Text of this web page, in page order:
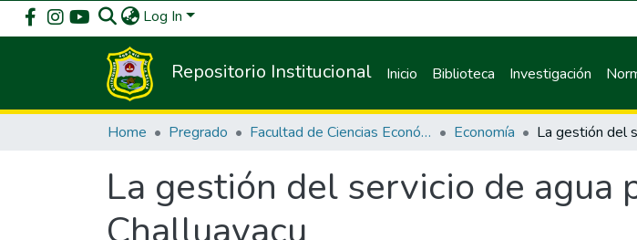
Log In
Repositorio Institucional Inicio Biblioteca Investigación
Home Pregrado Facultad de Ciencias Económicas y Administrativas Economía
La gestión del servicio de agua